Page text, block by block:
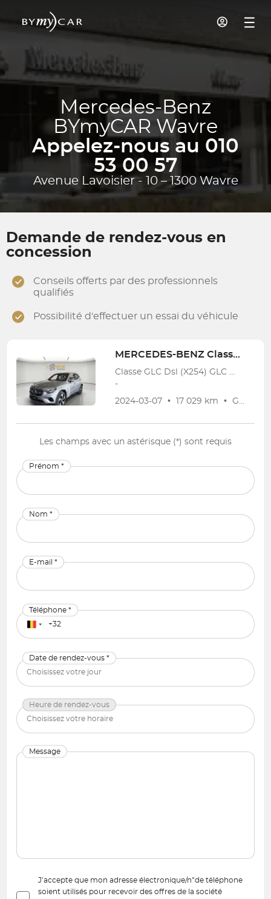
Mercedes-Benz
BYmyCAR Wavre
Appelez-nous au 010
53 00 57
Avenue Lavoisier - 10 – 1300 Wavre
Demande de rendez-vous en
concession
Conseils offerts par des professionnels
qualifiés
Possibilité d'effectuer un essai du véhicule
MERCEDES-BENZ Classe GLC Dsl (X254)
Classe GLC Dsl (X254) GLC 300 de PHEV Luxury Line
-
2024-03-07 • 17 029 km • Garantie
Les champs avec un astérisque (*) sont requis
Prénom *
Nom *
E-mail *
Téléphone *
Date de rendez-vous *
Heure de rendez-vous
Message
J’accepte que mon adresse électronique/n°de téléphone
soient utilisés pour recevoir des offres de la société